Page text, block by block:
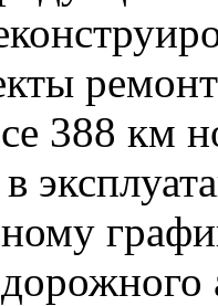
388 км